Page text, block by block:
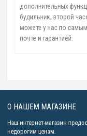
дополнительных
будильник, второй
можете у нас по
почте и гарантией.
О НАШЕМ МАГАЗИНЕ
Наш интернет-магазин
недорогим ценам.